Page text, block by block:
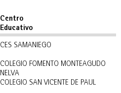
Centro
Educativo
CES SAMANIEGO
COLEGIO FOMENTO MONTEAGUDO
NELVA
COLEGIO SAN VICENTE DE PAUL